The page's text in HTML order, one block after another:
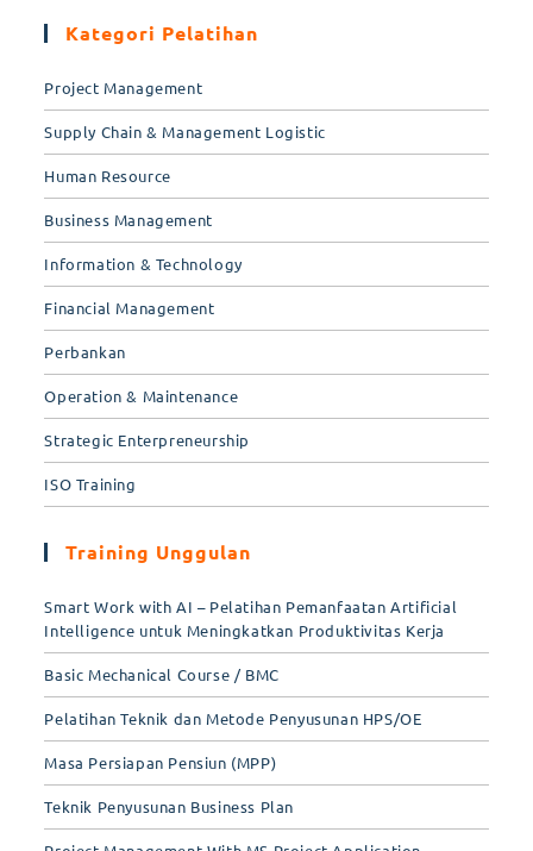
Kategori Pelatihan
Project Management
Supply Chain & Management Logistic
Human Resource
Business Management
Information & Technology
Financial Management
Perbankan
Operation & Maintenance
Strategic Enterpreneurship
ISO Training
Training Unggulan
Smart Work with AI – Pelatihan Pemanfaatan Artificial
Intelligence untuk Meningkatkan Produktivitas Kerja
Basic Mechanical Course / BMC
Pelatihan Teknik dan Metode Penyusunan HPS/OE
Masa Persiapan Pensiun (MPP)
Teknik Penyusunan Business Plan